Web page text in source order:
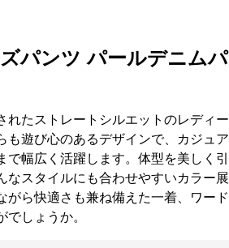
パンツ パールデニムパ
れたストレートシルエットのレディー
も遊び心のあるデザインで、カジュア
で幅広く活躍します。体型を美しく引
なスタイルにも合わせやすいカラー展
がら快適さも兼ね備えた一着、ワード
でしょうか。